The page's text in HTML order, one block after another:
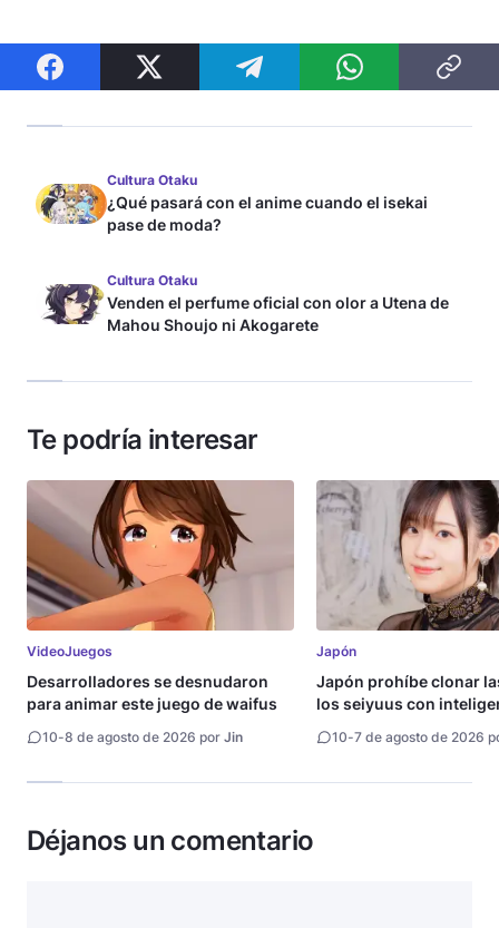
Cultura Otaku
¿Qué pasará con el anime cuando el isekai
pase de moda?
Cultura Otaku
Venden el perfume oficial con olor a Utena de
Mahou Shoujo ni Akogarete
Te podría interesar
VideoJuegos
Desarrolladores se desnudaron
para animar este juego de waifus
10-8 de agosto de 2026 por Jin
Japón
Japón prohíbe clonar
los seiyuus con
10-7 de agosto de 2026
Déjanos un comentario